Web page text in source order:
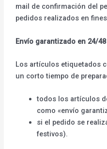
mail de confirmación del
pedidos realizados en
Envío garantizado en 24/
Los artículos etiquetados
un corto tiempo de
todos los artículos
como «envío
si el pedido se
festivos).